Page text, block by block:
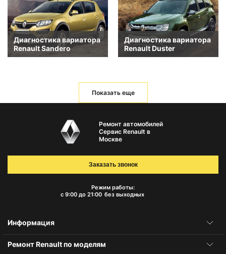
Диагностика вариатора
Renault Sandero
Диагностика вариатора
Renault Duster
Показать еще
Ремонт автомобилей
Сервис Renault в
Москве
Режим работы:
с 9:00 до 21:00 без выходных
Заказать звонок
Информация
Ремонт Renault по моделям